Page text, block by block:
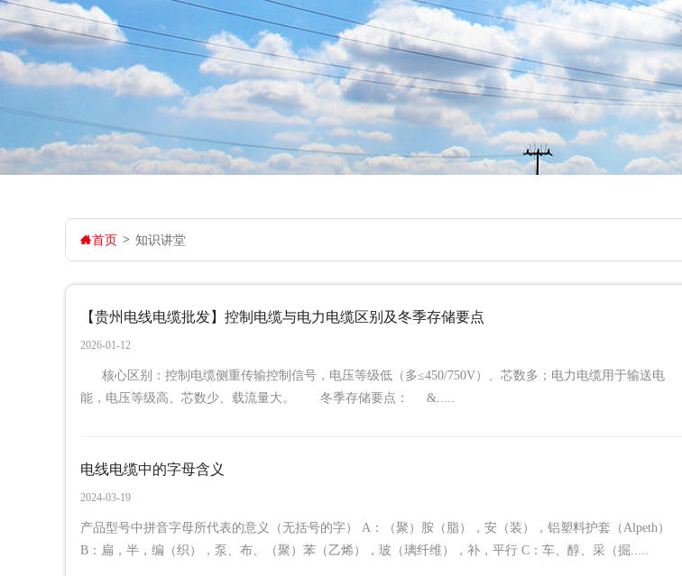
首页 > 知识讲堂
【贵州电线电缆批发】控制电缆与电力电缆区别及冬季存储要点
2026-01-12
核心区别：控制电缆侧重传输控制信号，电压等级低（多≤450/750V）、芯数多；电力电缆用于输送电
能，电压等级高、芯数少、载流量大。 冬季存储要点： &.....
电线电缆中的字母含义
2024-03-19
产品型号中拼音字母所代表的意义（无括号的字） A：（聚）胺（脂），安（装），铝塑料护套（Alpeth）
B：扁，半，编（织），泵、布、（聚）苯（乙烯），玻（璃纤维），补，平行 C：车、醇、采（掘.....